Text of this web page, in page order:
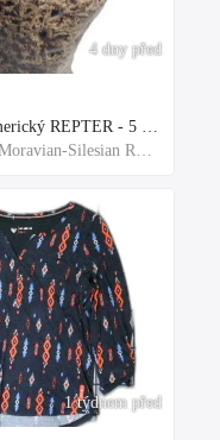
4 dny před
Rašelinik Jihoamerický REPTER - 5 balení - 500g -
Frýdek-Místek, Moravian-Silesian Region,Others
1 týdnem před